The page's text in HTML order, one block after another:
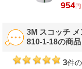
954円
3M スコッチ
810-1-18の商
3件